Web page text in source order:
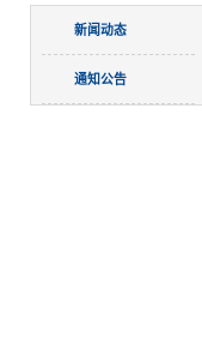
新闻动态
通知公告